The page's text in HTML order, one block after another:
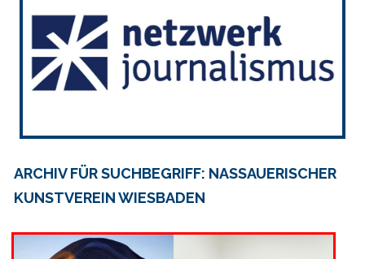
ARCHIV FÜR SUCHBEGRIFF: NASSAUERISCHER
KUNSTVEREIN WIESBADEN